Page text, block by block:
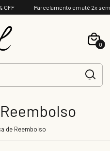
Parcelamento em até 2x sem
0
de Reembolso